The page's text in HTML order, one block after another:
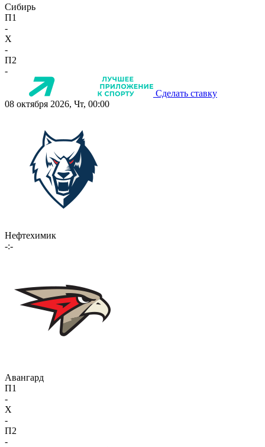
Сибирь
П1
-
X
-
П2
-
Сделать ставку
08 октября 2026, Чт, 00:00
Нефтехимик
-:-
Авангард
П1
-
X
-
П2
-